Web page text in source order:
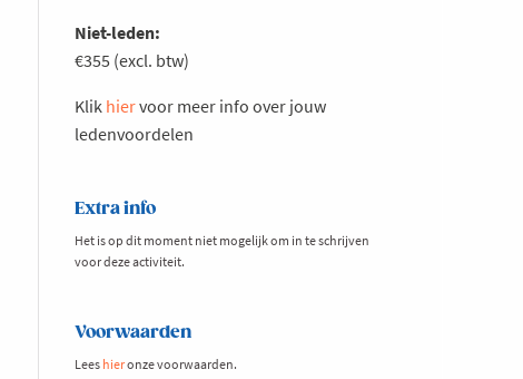
Niet-leden:
€355 (excl. btw)
Klik hiervoor meer info over jouw
ledenvoordelen
Extra info
Het is op dit moment niet mogelijk om in te schrijven
voor deze activiteit.
Voorwaarden
Lees hieronze voorwaarden.